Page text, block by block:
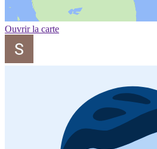
Ouvrir la carte